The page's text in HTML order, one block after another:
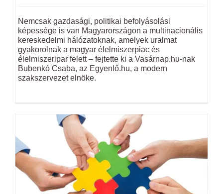
Nemcsak gazdasági, politikai befolyásolási
képessége is van Magyarországon a multinacionális
kereskedelmi hálózatoknak, amelyek uralmat
gyakorolnak a magyar élelmiszerpiac és
élelmiszeripar felett – fejtette ki a Vasárnap.hu-nak
Bubenkó Csaba, az Egyenlő.hu, a modern
szakszervezet elnöke.